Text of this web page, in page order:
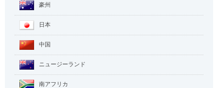
豪州
日本
中国
ニュージーランド
南アフリカ